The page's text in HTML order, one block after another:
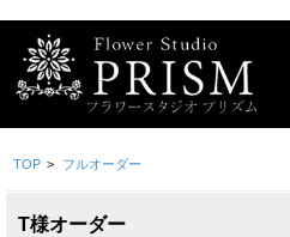
TOP > フルオーダー
T様オーダー